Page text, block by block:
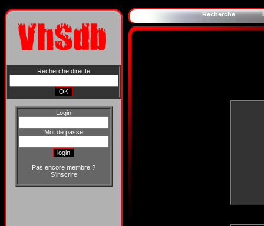
Recherche directe
Login
Mot de passe
Pas encore membre ?
S'inscrire
Recherche